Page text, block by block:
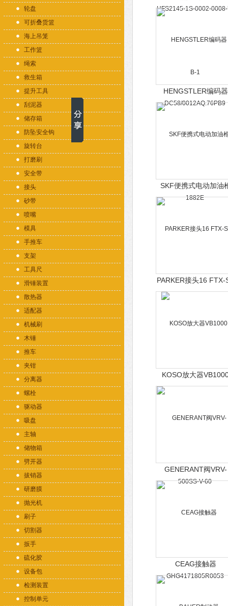
轮盘
可折叠货篮
海上吊笼
工作篮
绳索
救生箱
提升工具
刮泥器
储存箱
防坠安全钩
旋转台
打磨刷
安全带
接头
砂带
喷嘴
模具
手推车
支架
工具尺
滑锤装置
散热器
适配器
机械刷
木锤
推车
夹钳
分离器
螺栓
驱动器
吸盘
主轴
储物箱
劈开器
拔销器
研磨膜
抛光机
刷子
切割器
扳手
硫化胶
设备包
检测装置
控制单元
1S-0002-0008-7-B-
HENGSTLER编码器
DC58/
SKF便携式电动加油
1882E
PARKER接头16 FTX-
KOSO放大器
GENERANT阀VRV-
500SS-V-60
CEAG接触器
GHG4171805R0053